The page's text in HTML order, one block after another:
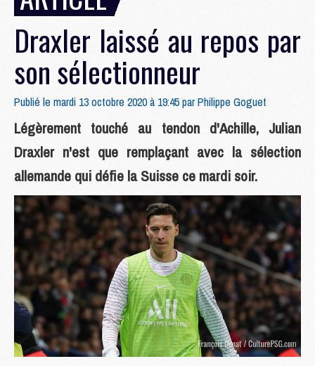
Draxler laissé au repos par
son sélectionneur
Publié le mardi 13 octobre 2020 à 19:45 parPhilippe Goguet
Légèrement touché au tendon d'Achille, Julian
Draxler n'est que remplaçant avec la sélection
allemande qui défie la Suisse ce mardi soir.